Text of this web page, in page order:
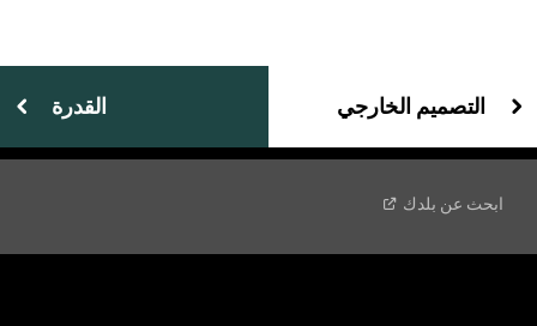
التصميم الخارجي القدرة
ابحث عن بلدك